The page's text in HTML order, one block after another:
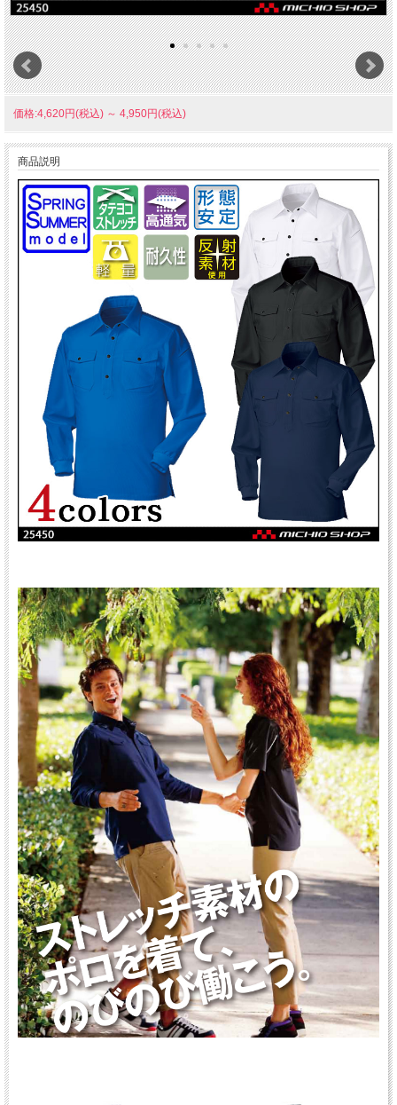
価格:4,620円(税込) ～ 4,950円(税込)
商品説明